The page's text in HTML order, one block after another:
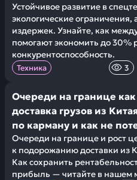
Устойчивое развитие в
экологические
издержек. Узнайте, как
помогают экономить до 30%
конкурентоспособность.
Техника 3
Очереди на границе
доставка грузов из
по карману и как не
Очереди на границе и рост
к подорожанию доставки из
Как сохранить
прибыль — читайте в нашем